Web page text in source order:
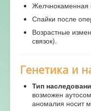
Желчнокаменная
Спайки после
Возрастные
связок).
Генетика и
Тип
возможен
аномалия носит